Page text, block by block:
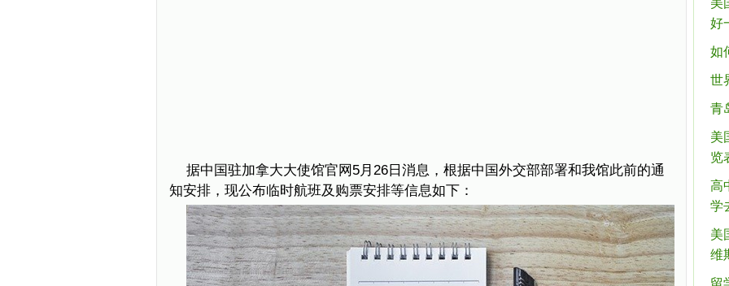
据中国驻加拿大大使馆官网5月26日消息，根据中国外交部部署和我馆此前的通
知安排，现公布临时航班及购票安排等信息如下：
美
好
如
世
青
美
览
高
学
美
维
留